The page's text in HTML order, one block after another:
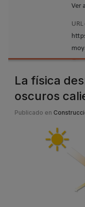
Ver
La física
oscuros
Publicado en